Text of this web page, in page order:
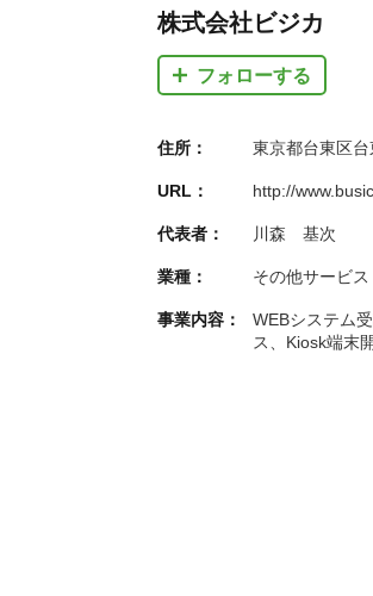
株式会社ビジカ
フォローする
住所： 東京都台東区
URL： http://
代表者： 川森 基次
業種： その他サービス
事業内容：
WEBシステム
ス、Kiosk端末